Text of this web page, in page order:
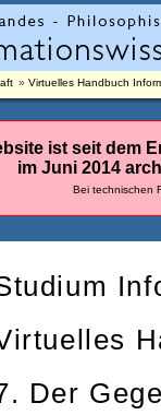
Virtuelles Handbuch
ist seit dem
im Juni 2014
Bei technischen
Der